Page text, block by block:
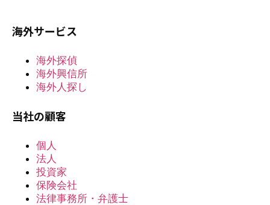
海外サービス
海外探偵
海外興信所
海外人探し
当社の顧客
個人
法人
投資家
保険会社
法律事務所・弁護士